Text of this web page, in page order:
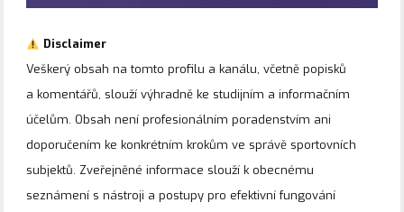
Disclaimer
Veškerý obsah na tomto profilu a kanálu, včetně popisků
a komentářů, slouží výhradně ke studijním a informačním
účelům. Obsah není profesionálním poradenstvím ani
doporučením ke konkrétním krokům ve správě sportovních
subjektů. Zveřejněné informace slouží k obecnému
seznámení s nástroji a postupy pro efektivní fungování